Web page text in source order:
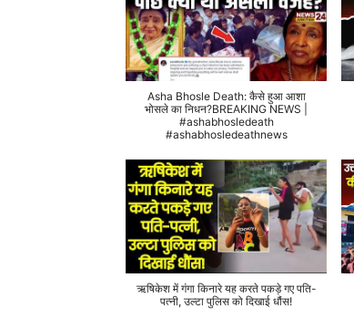
Asha Bhosle Death: कैसे हुआ आशा
भोसले का निधन?BREAKING NEWS |
#ashabhosledeath
#ashabhosledeathnews
ऋषिकेश में गंगा किनारे यह करते पकड़े गए पति-
पत्नी, उल्टा पुलिस को दिखाई धौंस!